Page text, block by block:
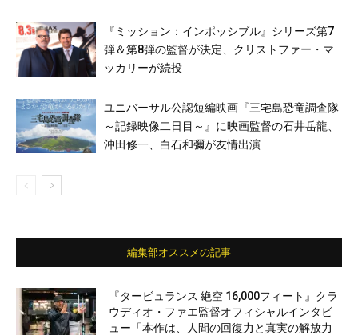
『ミッション：インポッシブル』シリーズ第7
弾＆第8弾の監督が決定、クリストファー・マ
ッカリーが続投
ユニバーサル公認短編映画『三宅島恐竜調査隊
～記録映像二日目～』に映画監督の石井岳龍、
沖田修一、白石和彌が友情出演
編集部オススメの記事
『タービュランス 絶空 16,000フィート』クラ
ウディオ・ファエ監督オフィシャルインタビ
ュー「本作は、人間の回復力と真実の解放力